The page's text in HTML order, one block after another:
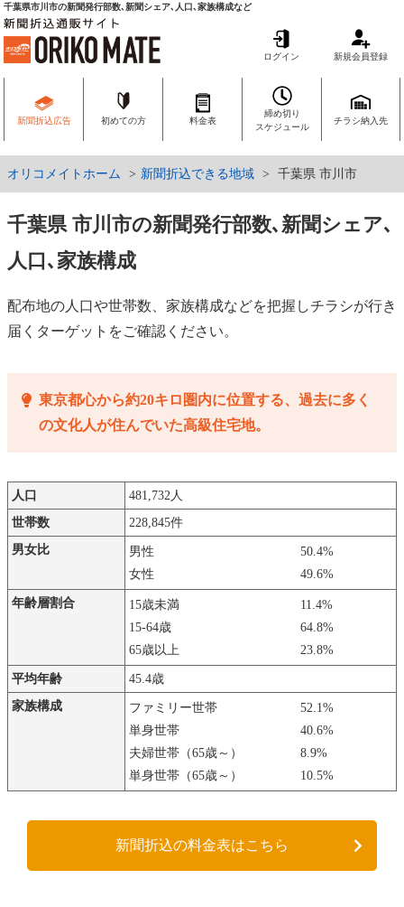
千葉県市川市の新聞発行部数､新聞シェア､人口､家族構成など
ログイン 新規会員登録
新聞折込広告 初めての方 料金表
締め切り
スケジュール
チラシ納入先
オリコメイトホーム 新聞折込できる地域 千葉県 市川市
千葉県 市川市の新聞発行部数､新聞シェア､
人口､家族構成
配布地の人口や世帯数、家族構成などを把握しチラシが行き
届くターゲットをご確認ください。
東京都心から約20キロ圏内に位置する、過去に多く
の文化人が住んでいた高級住宅地。
人口
481,732人
世帯数
228,845件
男女比
男性
50.4%
女性
49.6%
年齢層割合
15歳未満
11.4%
15-64歳
64.8%
65歳以上
23.8%
平均年齢
45.4歳
家族構成
ファミリー世帯
52.1%
単身世帯
40.6%
夫婦世帯（65歳～）
8.9%
単身世帯（65歳～）
10.5%
新聞折込の料金表はこちら